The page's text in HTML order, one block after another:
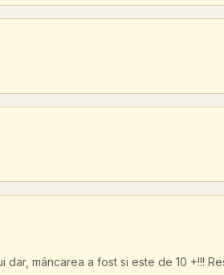
mâncarea a fost si este de 10 +!!!